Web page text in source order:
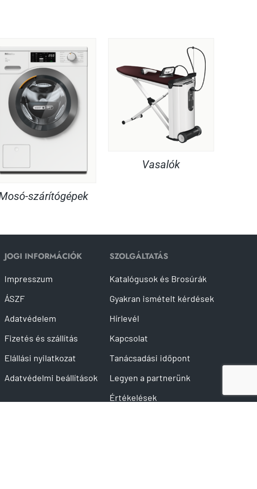
szárítógépek
Vasalók
JOGI INFORMÁCIÓK
Impresszum
ÁSZF
Adatvédelem
Fizetés és szállítás
Elállási nyilatkozat
Adatvédelmi beállítások
SZOLGÁLTATÁS
Katalógusok és Brosúrák
Gyakran ismételt kérdések
Hírlevél
Kapcsolat
Tanácsadási időpont
Legyen a partnerünk
Értékelések